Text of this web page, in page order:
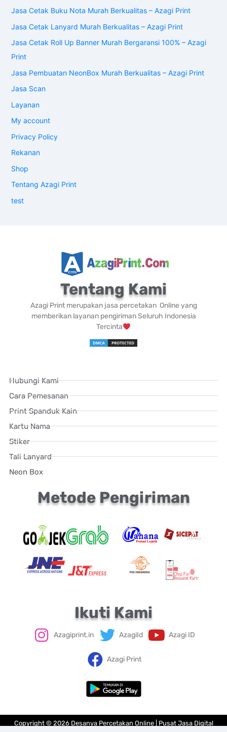
Jasa Cetak Buku Nota Murah Berkualitas – Azagi Print
Jasa Cetak Lanyard Murah Berkualitas – Azagi Print
Jasa Cetak Roll Up Banner Murah Bergaransi 100% – Azagi
Print
Jasa Pembuatan NeonBox Murah Berkualitas – Azagi Print
Jasa Scan
Layanan
My account
Privacy Policy
Rekanan
Shop
Tentang Azagi Print
test
Tentang Kami
Azagi Print merupakan jasa percetakan Online yang
memberikan layanan pengiriman Seluruh Indonesia
Tercinta
Hubungi Kami
Cara Pemesanan
Print Spanduk Kain
Kartu Nama
Stiker
Tali Lanyard
Neon Box
Metode Pengiriman
Ikuti Kami
Azagiprint.in AzagiId Azagi ID
Azagi Print
Copyright © 2026 Desanya Percetakan Online | Pusat Jasa Digital